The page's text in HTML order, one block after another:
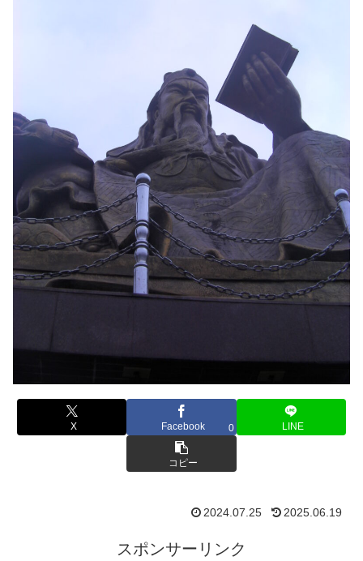
X Facebook 0 LINE
コピー
2024.07.25 2025.06.19
スポンサーリンク